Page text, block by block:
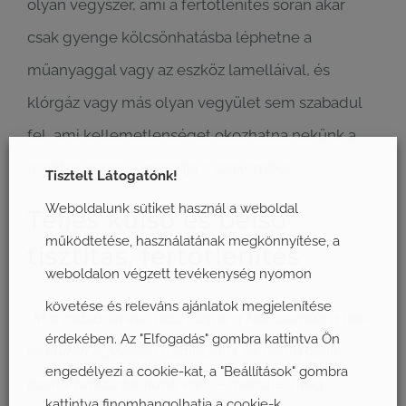
olyan vegyszer, ami a fertőtlenítés során akár
csak gyenge kölcsönhatásba léphetne a
műanyaggal vagy az eszköz lamelláival, és
klórgáz vagy más olyan vegyület sem szabadul
fel, ami kellemetlenséget okozhatna nekünk a
tisztítás során” – mondja a szakember.
Teljes külső és belső
tisztítás, fertőtlenítés
Már második éve használjuk a Nanoseptet a bel-
és kültéri egységek tisztítására, és eddig csak
pozitív tapasztalatunk van
” – mondja Virág
Tisztelt Látogatónk!
Weboldalunk sütiket használ a weboldal
működtetése, használatának megkönnyítése, a
weboldalon végzett tevékenység nyomon
követése és releváns ajánlatok megjelenítése
érdekében. Az "Elfogadás" gombra kattintva Ön
engedélyezi a cookie-kat, a "Beállítások" gombra